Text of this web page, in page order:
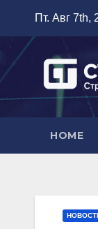
содержимому
Пт. Авг 7th,
HOME